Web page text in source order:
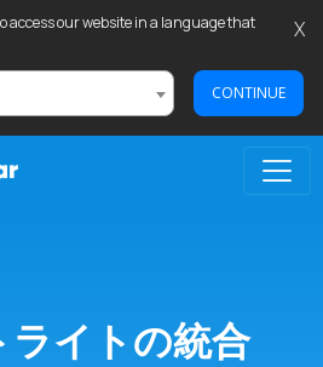
access our website in a language that
CONTINUE
X
ライトの統合